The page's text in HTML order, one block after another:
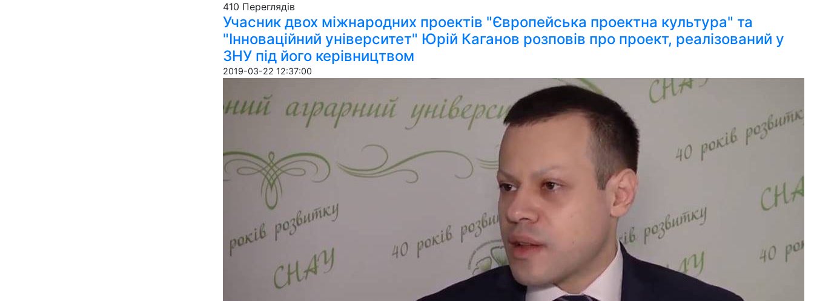
410 Пере­гля­дів
Учасник двох міжнародних проектів "Європейська проектна культура" та
"Інноваційний університет" Юрій Каганов розповів про проект, реалізований у
ЗНУ під його керівництвом
2019-03-22 12:37:00